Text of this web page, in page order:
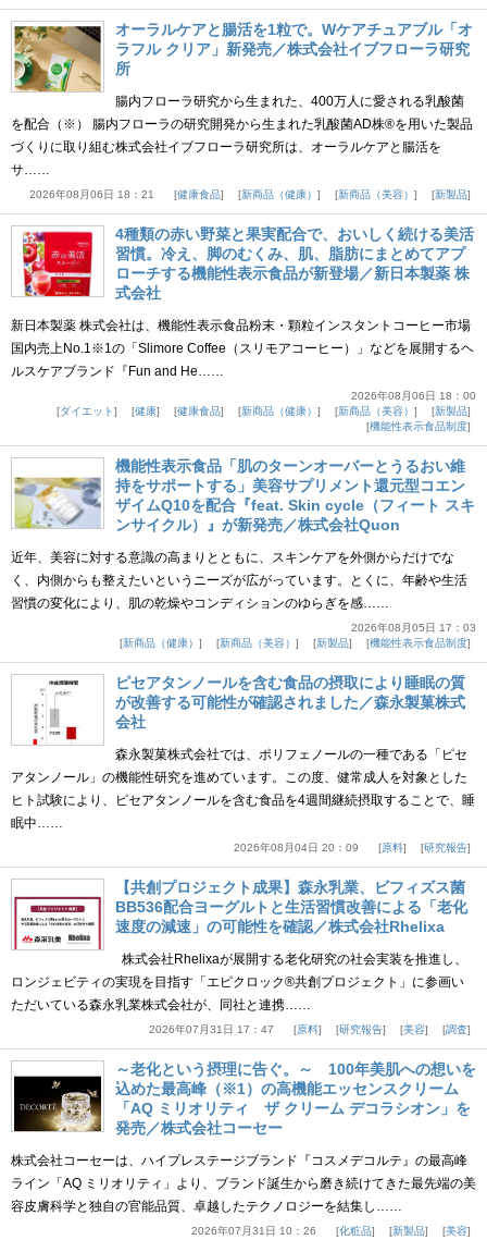
オーラルケアと腸活を1粒で。Wケアチュアブル「オ
ラフル クリア」新発売／株式会社イブフローラ研究
所
腸内フローラ研究から生まれた、400万人に愛される乳酸菌
を配合（※） 腸内フローラの研究開発から生まれた乳酸菌AD株®を用いた製品
づくりに取り組む株式会社イブフローラ研究所は、オーラルケアと腸活を
サ……
2026年08月06日 18：21 健康食品 新商品（健康） 新商品（美容） 新製品
4種類の赤い野菜と果実配合で、おいしく続ける美活
習慣。冷え、脚のむくみ、肌、脂肪にまとめてアプ
ローチする機能性表示食品が新登場／新日本製薬 株
式会社
新日本製薬 株式会社は、機能性表示食品粉末・顆粒インスタントコーヒー市場
国内売上No.1※1の「Slimore Coffee（スリモアコーヒー）」などを展開するヘ
ルスケアブランド『Fun and He……
2026年08月06日 18：00
ダイエット
健康 健康食品 新商品（健康） 新商品（美容）
新製品
機能性表示食品制度
機能性表示食品「肌のターンオーバーとうるおい維
持をサポートする」美容サプリメント還元型コエン
ザイムQ10を配合『feat. Skin cycle（フィート スキ
ンサイクル）』が新発売／株式会社Quon
近年、美容に対する意識の高まりとともに、スキンケアを外側からだけでな
く、内側からも整えたいというニーズが広がっています。とくに、年齢や生活
習慣の変化により、肌の乾燥やコンディションのゆらぎを感……
2026年08月05日 17：03
新商品（健康）
新商品（美容） 新製品 機能性表示食品制度
ピセアタンノールを含む食品の摂取により睡眠の質
が改善する可能性が確認されました／森永製菓株式
会社
森永製菓株式会社では、ポリフェノールの一種である「ピセ
アタンノール」の機能性研究を進めています。この度、健常成人を対象とした
ヒト試験により、ピセアタンノールを含む食品を4週間継続摂取することで、睡
眠中……
2026年08月04日 20：09 原料 研究報告
【共創プロジェクト成果】森永乳業、ビフィズス菌
BB536配合ヨーグルトと生活習慣改善による「老化
速度の減速」の可能性を確認／株式会社Rhelixa
株式会社Rhelixaが展開する老化研究の社会実装を推進し、
ロンジェビティの実現を目指す「エピクロック®共創プロジェクト」に参画い
ただいている森永乳業株式会社が、同社と連携……
2026年07月31日 17：47 原料 研究報告 美容 調査
～老化という摂理に告ぐ。～ 100年美肌への想いを
込めた最高峰（※1）の高機能エッセンスクリーム
「AQ ミリオリティ ザ クリーム デコラシオン」を
発売／株式会社コーセー
株式会社コーセーは、ハイプレステージブランド『コスメデコルテ』の最高峰
ライン「AQ ミリオリティ」より、ブランド誕生から磨き続けてきた最先端の美
容皮膚科学と独自の官能品質、卓越したテクノロジーを結集し……
2026年07月31日 10：26 化粧品 新製品 美容